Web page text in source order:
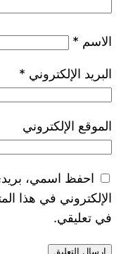
الاسم *
البريد الإلكتروني *
الموقع الإلكتروني
احفظ اسمي،
الإلكتروني في هذا
في تعليقي.